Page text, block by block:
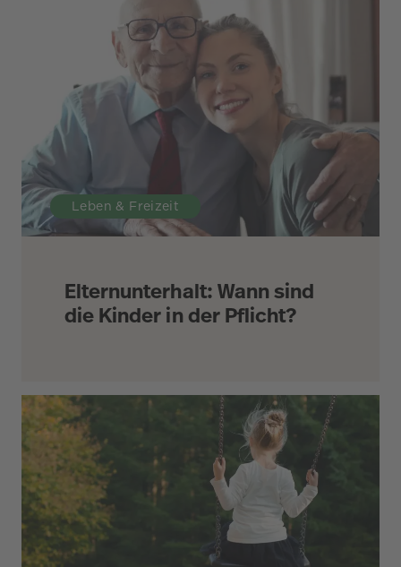
Leben & Freizeit
Elternunterhalt: Wann sind
die Kinder in der Pflicht?